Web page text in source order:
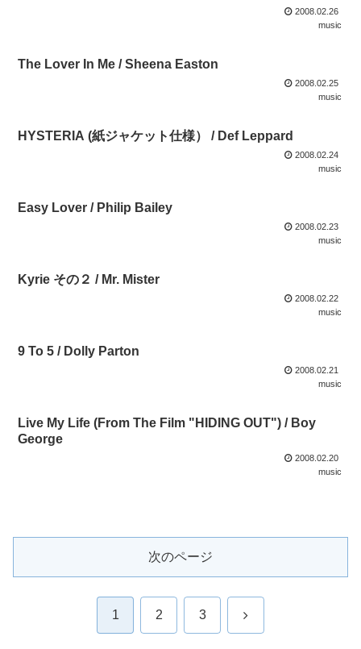
2008.02.26
music
The Lover In Me / Sheena Easton
2008.02.25
music
HYSTERIA (紙ジャケット仕様） / Def Leppard
2008.02.24
music
Easy Lover / Philip Bailey
2008.02.23
music
Kyrie その２ / Mr. Mister
2008.02.22
music
9 To 5 / Dolly Parton
2008.02.21
music
Live My Life (From The Film "HIDING OUT") / Boy
George
2008.02.20
music
次のページ
1 2 3 次